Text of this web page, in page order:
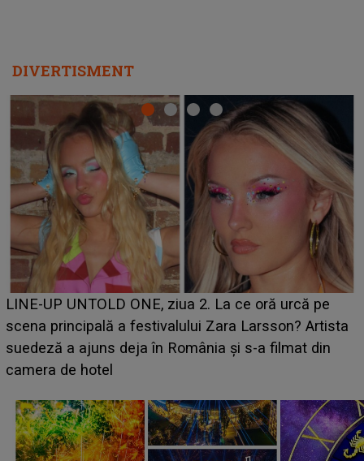
Ce a dezvăluit noua concurentă din "Casa Iubirii" l-a
luat prin surprindere pe Emanuel. CINE ESTE
BĂIATUL VIZAT de Alexandra?! Aflându-se în fața
faptului împlinit, A RECUNOSCUT IMEDIAT: "Am
avut..."
LINE-UP UNTOLD ONE, prima zi.
Cine sunt artiștii care deschid
festivalul și de la ce ore au loc
cele mai așteptate concerte pe
care
nou
care